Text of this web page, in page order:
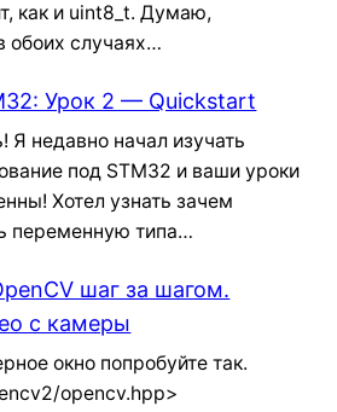
как и uint8_t. Думаю,
обоих случаях…
Урок 2 — Quickstart
Я недавно начал изучать
под STM32 и ваши уроки
Хотел узнать зачем
переменную типа…
шаг за шагом.
с камеры
окно попробуйте так.
opencv.hpp>